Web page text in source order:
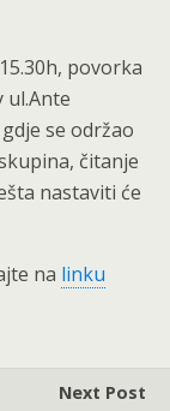
povorka
ul.Ante
se održao
čitanje
nastaviti će
na linku
Next Post